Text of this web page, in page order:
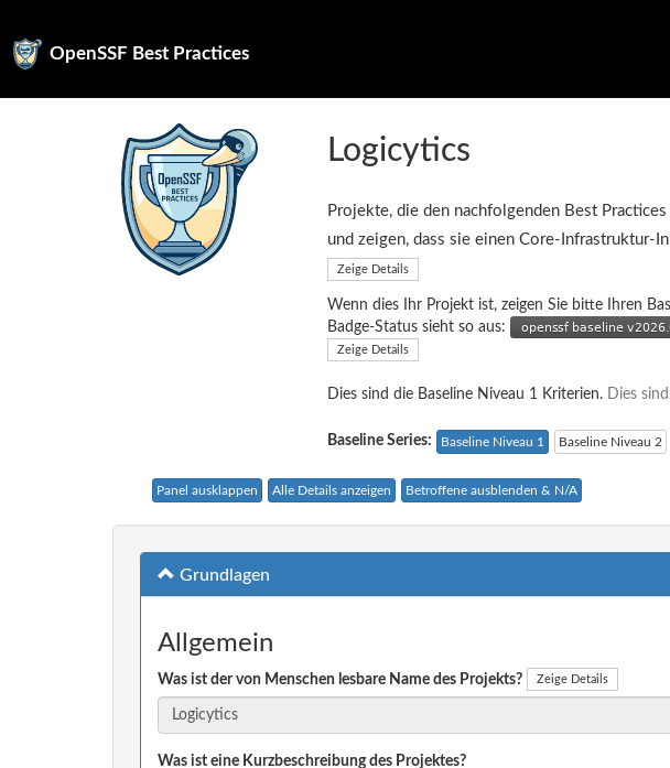
OpenSSF Best Practices
Logicytics
Projekte, die den nachfolgenden Best
und zeigen, dass sie einen Core-Infrastruktur-
Zeige Details
Wenn dies Ihr Projekt ist, zeigen Sie bitte Ihren
Badge-Status sieht so aus:
Zeige Details
Dies sind die Baseline Niveau 1 Kriterien. Dies
Baseline Series: Baseline Niveau 1 Baseline Niveau 2
Panel ausklappen Alle Details anzeigen Betroffene ausblenden & N/A
Grundlagen
Allgemein
Was ist der von Menschen lesbare Name des Projekts? Zeige Details
Was ist eine Kurzbeschreibung des Projektes?